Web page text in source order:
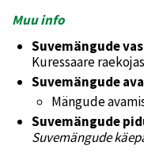
Muu info
Suvemängude
Kuressaare
Suvemängude
Mängude
Suvemängude
Suvemängude